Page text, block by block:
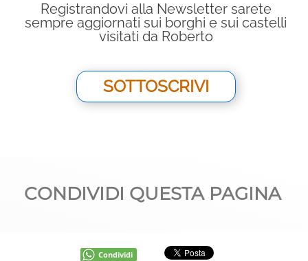
Registrandovi alla Newsletter sarete
sempre aggiornati sui borghi e sui castelli
visitati da Roberto
SOTTOSCRIVI
CONDIVIDI QUESTA PAGINA
Condividi